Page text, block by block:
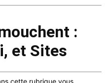
:
et Sites
cette rubrique vous